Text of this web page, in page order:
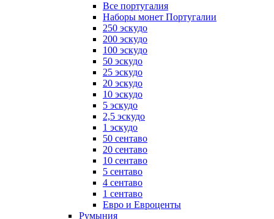
Все португалия
Наборы монет Португалии
250 эскудо
200 эскудо
100 эскудо
50 эскудо
25 эскудо
20 эскудо
10 эскудо
5 эскудо
2,5 эскудо
1 эскудо
50 сентаво
20 сентаво
10 сентаво
5 сентаво
4 сентаво
1 сентаво
Евро и Евроценты
Румыния